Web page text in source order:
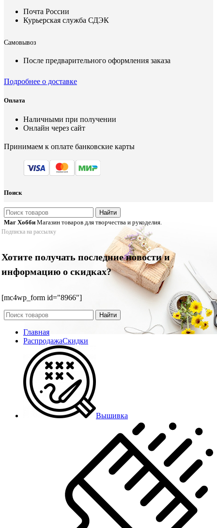
Почта России
Курьерская служба СДЭК
Самовывоз
После предварительного оформления заказа
Подробнее о доставке
Оплата
Наличными при получении
Онлайн через сайт
Принимаем к оплате банковские карты
Поиск
Найти
Маг Хобби Магазин товаров для творчества и рукоделия.
Подписка на рассылку
Хотите получать последние новости и
информацию о скидках?
[mc4wp_form id="8966"]
Найти
Главная
РаспродажаСкидки
Вышивка